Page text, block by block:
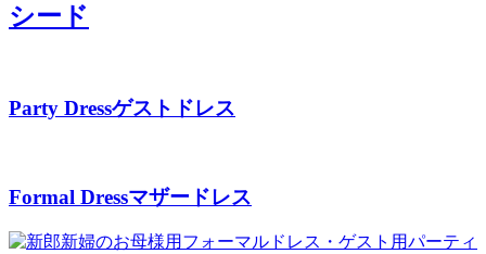
シード
Party Dressゲストドレス
Formal Dressマザードレス